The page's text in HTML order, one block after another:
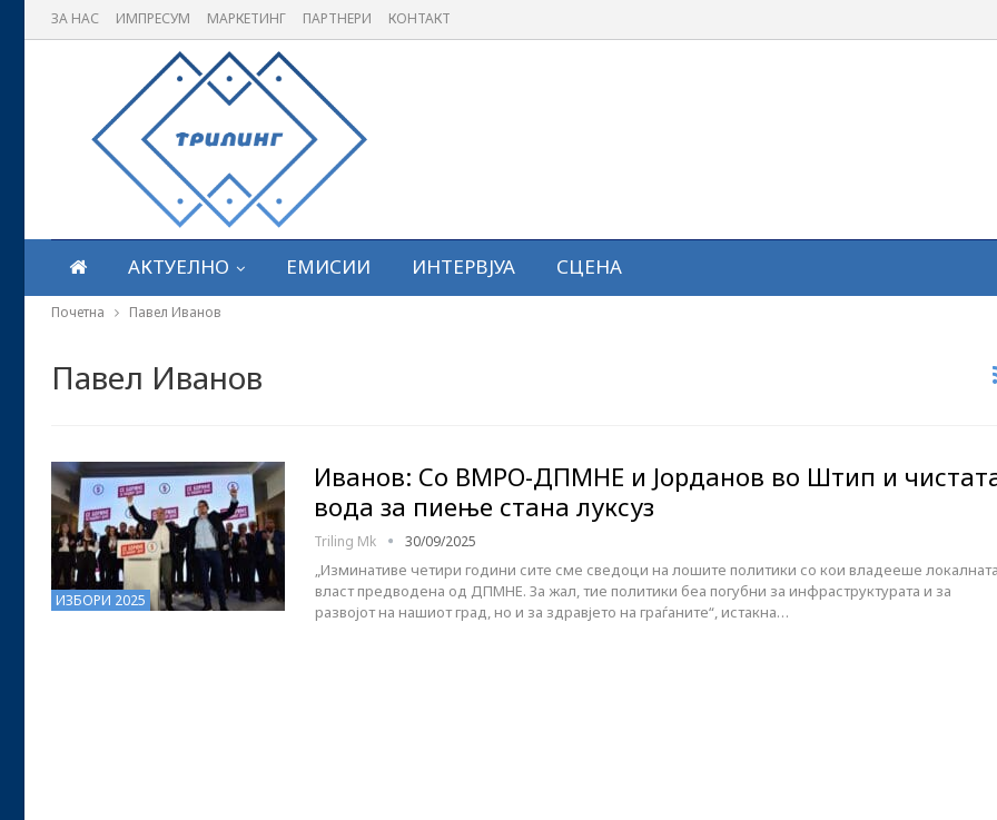
ЗА НАС ИМПРЕСУМ МАРКЕТИНГ ПАРТНЕРИ КОНТАКТ
АКТУЕЛНО ЕМИСИИ ИНТЕРВЈУА СЦЕНА
Почетна Павел Иванов
Павел Иванов
ИЗБОРИ 2025
Иванов: Со ВМРО-ДПМНЕ и Јорданов во Штип и
вода за пиење стана луксуз
Triling Mk 30/09/2025
„Изминативе четири години сите сме сведоци на лошите политики со кои владееше
власт предводена од ДПМНЕ. За жал, тие политики беа погубни за инфраструктурата и за
развојот на нашиот град, но и за здравјето на граѓаните“, истакна…